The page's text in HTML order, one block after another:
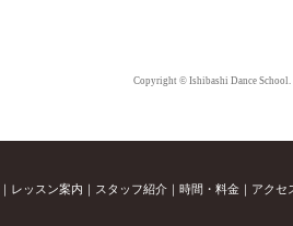
Copyright © Ishibashi Dance
｜ レッスン案内 ｜ スタッフ紹介 ｜ 時間・料金 ｜ アクセ